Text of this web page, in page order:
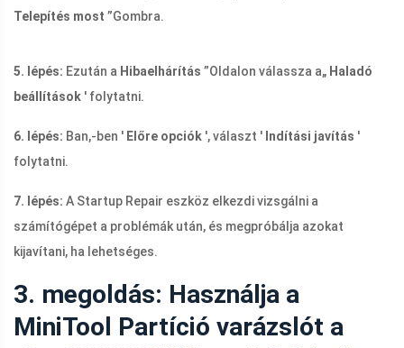
Telepítés most ”Gombra.
5. lépés: Ezután a Hibaelhárítás ”Oldalon válassza a„ Haladó
beállítások ' folytatni.
6. lépés: Ban,-ben ' Előre opciók ', választ ' Indítási javítás '
folytatni.
7. lépés: A Startup Repair eszköz elkezdi vizsgálni a
számítógépet a problémák után, és megpróbálja azokat
kijavítani, ha lehetséges.
3. megoldás: Használja a
MiniTool Partíció varázslót a